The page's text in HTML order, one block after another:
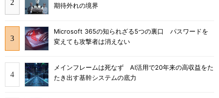
期待外れの境界
Microsoft 365の知られざる5つの裏口 パスワードを
変えても攻撃者は消えない
メインフレームは死なず AI活用で20年来の高収益をた
たき出す基幹システムの底力